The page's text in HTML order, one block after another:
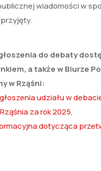
wiadomości w
do debaty
a także w Biurze
w Rząśni:
udziału w
za rok 2025,
dotycząca